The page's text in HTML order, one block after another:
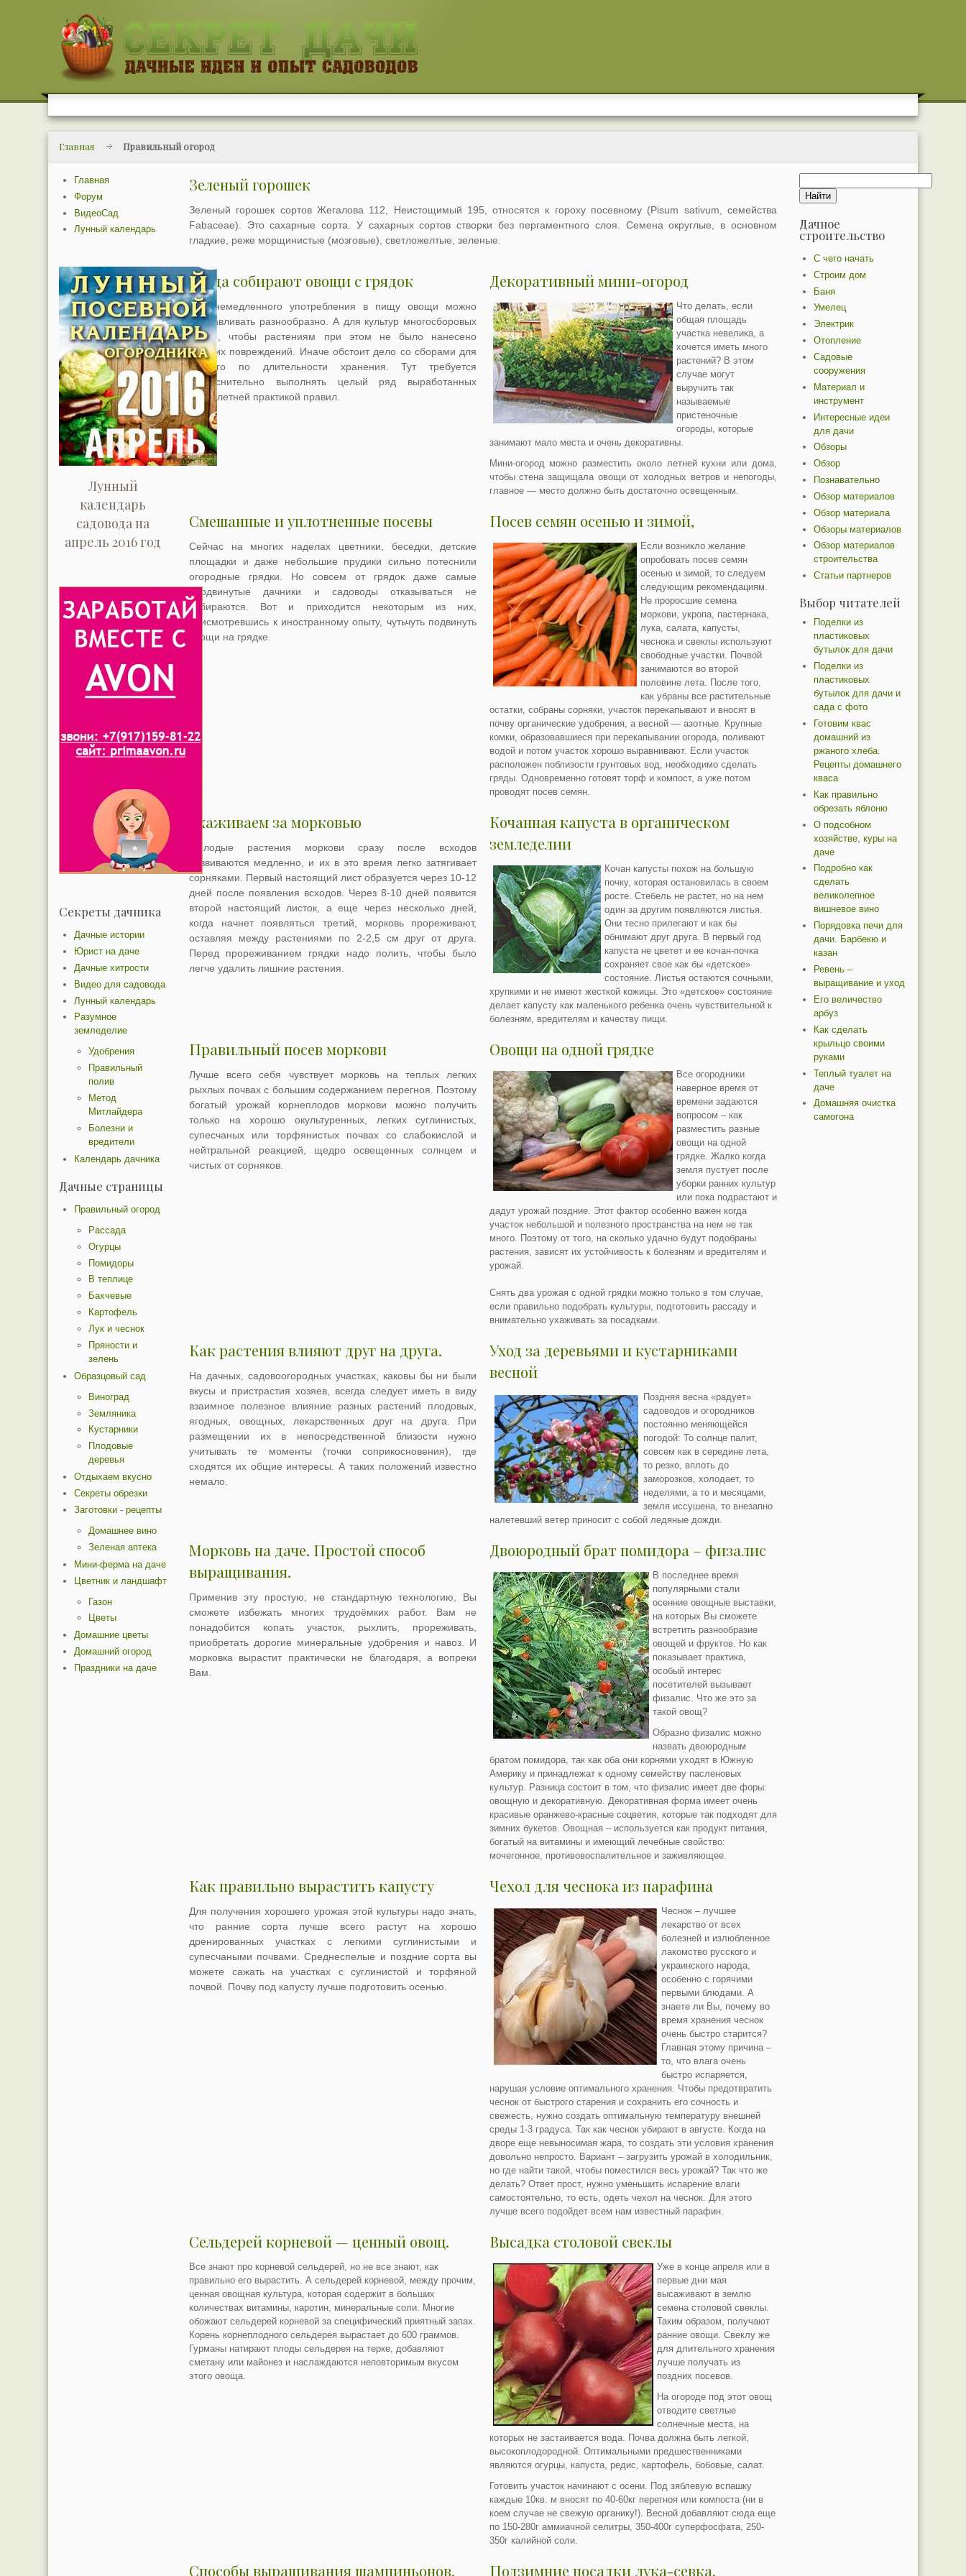
Главная Правильный огород
Зеленый горошек
Зеленый горошек сортов Жегалова 112, Неистощимый 195, относятся к гороху посевному (Pisum sativum, семейства
Fabaceаe). Это сахарные сорта. У сахарных сортов створки без пергаментного слоя. Семена округлые, в основном
гладкие, реже морщинистые (мозговые), светложелтые, зеленые.
Когда собирают овощи с грядок
Для немедленного употребления в пищу овощи можно
заготавливать разнообразно. А для культур многосборовых
важно, чтобы растениям при этом не было нанесено
никаких повреждений. Иначе обстоит дело со сборами для
разного по длительности хранения. Тут требуется
неукоснительно выполнять целый ряд выработанных
многолетней практикой правил.
Декоративный мини-огород
Что делать, если
общая площадь
участка невелика, а
хочется иметь много
растений? В этом
случае могут
выручить так
называемые
пристеночные
огороды, которые
занимают мало места и очень декоративны.
Мини-огород можно разместить около летней кухни или дома,
чтобы стена защищала овощи от холодных ветров и непогоды,
главное — место должно быть достаточно освещенным.
Смешанные и уплотненные посевы
Сейчас на многих наделах цветники, беседки, детские
площадки и даже небольшие прудики сильно потеснили
огородные грядки. Но совсем от грядок даже самые
продвинутые дачники и садоводы отказываться не
собираются. Вот и приходится некоторым из них,
присмотревшись к иностранному опыту, чутьчуть подвинуть
овощи на грядке.
Посев семян осенью и зимой,
Если возникло желание
опробовать посев семян
осенью и зимой, то следуем
следующим рекомендациям.
Не проросшие семена
моркови, укропа, пастернака,
лука, салата, капусты,
чеснока и свеклы используют
свободные участки. Почвой
занимаются во второй
половине лета. После того,
как убраны все растительные
остатки, собраны сорняки, участок перекапывают и вносят в
почву органические удобрения, а весной — азотные. Крупные
комки, образовавшиеся при перекапывании огорода, поливают
водой и потом участок хорошо выравнивают. Если участок
расположен поблизости грунтовых вод, необходимо сделать
гряды. Одновременно готовят торф и компост, а уже потом
проводят посев семян.
Ухаживаем за морковью
Молодые растения моркови сразу после всходов
развиваются медленно, и их в это время легко затягивает
сорняками. Первый настоящий лист образуется через 10-12
дней после появления всходов. Через 8-10 дней появится
второй настоящий листок, а еще через несколько дней,
когда начнет появляться третий, морковь прореживают,
оставляя между растениями по 2-2,5 см друг от друга.
Перед прореживанием грядки надо полить, чтобы было
легче удалить лишние растения.
Кочанная капуста в органическом
земледелии
Кочан капусты похож на большую
почку, которая остановилась в своем
росте. Стебель не растет, но на нем
один за другим появляются листья.
Они тесно прилегают и как бы
обнимают друг друга. В первый год
капуста не цветет и ее кочан-почка
сохраняет свое как бы «детское»
состояние. Листья остаются сочными,
хрупкими и не имеют жесткой кожицы. Это «детское» состояние
делает капусту как маленького ребенка очень чувствительной к
болезням, вредителям и качеству пищи.
Правильный посев моркови
Лучше всего себя чувствует морковь на теплых легких
рыхлых почвах с большим содержанием перегноя. Поэтому
богатый урожай корнеплодов моркови можно получить
только на хорошо окультуренных, легких суглинистых,
супесчаных или торфянистых почвах со слабокислой и
нейтральной реакцией, щедро освещенных солнцем и
чистых от сорняков.
Овощи на одной грядке
Все огородники
наверное время от
времени задаются
вопросом – как
разместить разные
овощи на одной
грядке. Жалко когда
земля пустует после
уборки ранних культур
или пока подрастают и
дадут урожай поздние. Этот фактор особенно важен когда
участок небольшой и полезного пространства на нем не так
много. Поэтому от того, на сколько удачно будут подобраны
растения, зависят их устойчивость к болезням и вредителям и
урожай.
Снять два урожая с одной грядки можно только в том случае,
если правильно подобрать культуры, подготовить рассаду и
внимательно ухаживать за посадками.
Как растения влияют друг на друга.
На дачных, садовоогородных участках, каковы бы ни были
вкусы и пристрастия хозяев, всегда следует иметь в виду
взаимное полезное влияние разных растений плодовых,
ягодных, овощных, лекарственных друг на друга. При
размещении их в непосредственной близости нужно
учитывать те моменты (точки соприкосновения), где
сходятся их общие интересы. А таких положений известно
немало.
Уход за деревьями и кустарниками
весной
Поздняя весна «радует»
садоводов и огородников
постоянно меняющейся
погодой: То солнце палит,
совсем как в середине лета,
то резко, вплоть до
заморозков, холодает, то
неделями, а то и месяцами,
земля иссушена, то внезапно
налетевший ветер приносит с собой ледяные дожди.
Морковь на даче. Простой способ
выращивания.
Применив эту простую, не стандартную технологию, Вы
сможете избежать многих трудоёмких работ. Вам не
понадобится копать участок, рыхлить, прореживать,
приобретать дорогие минеральные удобрения и навоз. И
морковка вырастит практически не благодаря, а вопреки
Вам.
Двоюродный брат помидора – физалис
В последнее время
популярными стали
осенние овощные выставки,
на которых Вы сможете
встретить разнообразие
овощей и фруктов. Но как
показывает практика,
особый интерес
посетителей вызывает
физалис. Что же это за
такой овощ?
Образно физалис можно
назвать двоюродным
братом помидора, так как оба они корнями уходят в Южную
Америку и принадлежат к одному семейству пасленовых
культур. Разница состоит в том, что физалис имеет две форы:
овощную и декоративную. Декоративная форма имеет очень
красивые оранжево-красные соцветия, которые так подходят для
зимних букетов. Овощная – используется как продукт питания,
богатый на витамины и имеющий лечебные свойство:
мочегонное, противовоспалительное и заживляющее.
Как правильно вырастить капусту
Для получения хорошего урожая этой культуры надо знать,
что ранние сорта лучше всего растут на хорошо
дренированных участках с легкими суглинистыми и
супесчаными почвами. Среднеспелые и поздние сорта вы
можете сажать на участках с суглинистой и торфяной
почвой. Почву под капусту лучше подготовить осенью.
Чехол для чеснока из парафина
Чеснок – лучшее
лекарство от всех
болезней и излюбленное
лакомство русского и
украинского народа,
особенно с горячими
первыми блюдами. А
знаете ли Вы, почему во
время хранения чеснок
очень быстро старится?
Главная этому причина –
то, что влага очень
быстро испаряется,
нарушая условие оптимального хранения. Чтобы предотвратить
чеснок от быстрого старения и сохранить его сочность и
свежесть, нужно создать оптимальную температуру внешней
среды 1-3 градуса. Так как чеснок убирают в августе. Когда на
дворе еще невыносимая жара, то создать эти условия хранения
довольно непросто. Вариант – загрузить урожай в холодильник,
но где найти такой, чтобы поместился весь урожай? Так что же
делать? Ответ прост, нужно уменьшить испарение влаги
самостоятельно, то есть, одеть чехол на чеснок. Для этого
лучше всего подойдет всем нам известный парафин.
Сельдерей корневой — ценный овощ.
Все знают про корневой сельдерей, но не все знают, как
правильно его вырастить. А сельдерей корневой, между прочим,
ценная овощная культура, которая содержит в больших
количествах витамины, каротин, минеральные соли. Многие
обожают сельдерей корневой за специфический приятный запах.
Корень корнеплодного сельдерея вырастает до 600 граммов.
Гурманы натирают плоды сельдерея на терке, добавляют
сметану или майонез и наслаждаются неповторимым вкусом
этого овоща.
Высадка столовой свеклы
Уже в конце апреля или в
первые дни мая
высаживают в землю
семена столовой свеклы.
Таким образом, получают
ранние овощи. Свеклу же
для длительного хранения
лучше получать из
поздних посевов.
На огороде под этот овощ
отводите светлые
солнечные места, на
которых не застаивается вода. Почва должна быть легкой,
высокоплодородной. Оптимальными предшественниками
являются огурцы, капуста, редис, картофель, бобовые, салат.
Готовить участок начинают с осени. Под зяблевую вспашку
каждые 10кв. м вносят по 40-60кг перегноя или компоста (ни в
коем случае не свежую органику!). Весной добавляют сюда еще
по 150-280г аммиачной селитры, 350-400г суперфосфата, 250-
350г калийной соли.
Способы выращивания шампиньонов. Подзимние посадки лука-севка.
Главная
Форум
ВидеоСад
Лунный календарь
Лунный
календарь
садовода на
апрель 2016 год
Секреты дачника
Дачные истории
Юрист на даче
Дачные хитрости
Видео для садовода
Лунный календарь
Разумное
земледелие
Удобрения
Правильный
полив
Метод
Митлайдера
Болезни и
вредители
Календарь дачника
Дачные страницы
Правильный огород
Рассада
Огурцы
Помидоры
В теплице
Бахчевые
Картофель
Лук и чеснок
Пряности и
зелень
Образцовый сад
Виноград
Земляника
Кустарники
Плодовые
деревья
Отдыхаем вкусно
Секреты обрезки
Заготовки - рецепты
Домашнее вино
Зеленая аптека
Мини-ферма на даче
Цветник и ландшафт
Газон
Цветы
Домашние цветы
Домашний огород
Праздники на даче
Дачное
строительство
С чего начать
Строим дом
Баня
Умелец
Электрик
Отопление
Садовые
сооружения
Материал и
инструмент
Интересные идеи
для дачи
Обзоры
Обзор
Познавательно
Обзор материалов
Обзор материала
Обзоры материалов
Обзор материалов
строительства
Статьи партнеров
Выбор читателей
Поделки из
пластиковых
бутылок для дачи
Поделки из
пластиковых
бутылок для дачи и
сада с фото
Готовим квас
домашний из
ржаного хлеба.
Рецепты домашнего
кваса
Как правильно
обрезать яблоню
О подсобном
хозяйстве, куры на
даче
Подробно как
сделать
великолепное
вишневое вино
Порядовка печи для
дачи. Барбекю и
казан
Ревень –
выращивание и уход
Его величество
арбуз
Как сделать
крыльцо своими
руками
Теплый туалет на
даче
Домашняя очистка
самогона